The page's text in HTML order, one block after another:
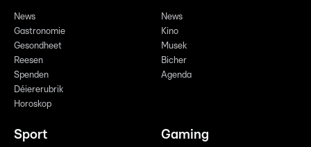
News
Gastronomie
Gesondheet
Reesen
Spenden
Déiererubrik
Horoskop
News
Kino
Musek
Bicher
Agenda
Sport Gaming